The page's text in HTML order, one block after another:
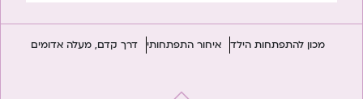
מכון להתפתחות הילד איחור התפתחותי דרך קדם, מעלה אדומים